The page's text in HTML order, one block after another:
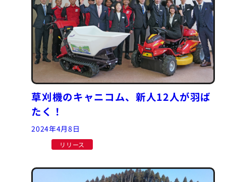
草刈機のキャニコム、新人12人が羽ば
たく！
2024年4月8日
リリース